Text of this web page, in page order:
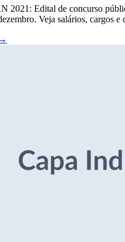
2021: Edital de concurso
Veja salários, cargos e
→